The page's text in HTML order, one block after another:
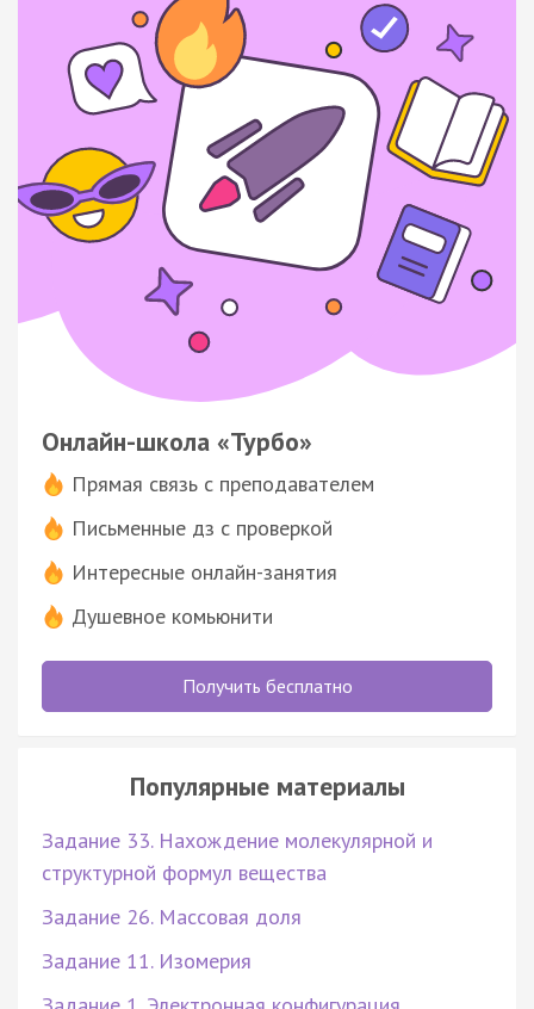
Онлайн-школа «Турбо»
Прямая связь с преподавателем
Письменные дз с проверкой
Интересные онлайн-занятия
Душевное комьюнити
Получить бесплатно
Популярные материалы
Задание 33. Нахождение молекулярной и
структурной формул вещества
Задание 26. Массовая доля
Задание 11. Изомерия